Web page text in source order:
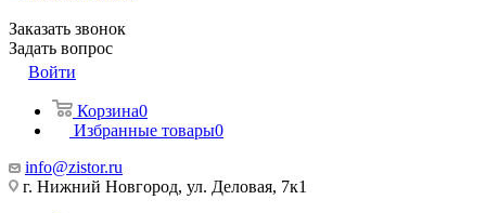
Заказать звонок
Задать вопрос
Войти
Корзина0
Избранные товары0
info@zistor.ru
г. Нижний Новгород, ул. Деловая, 7к1